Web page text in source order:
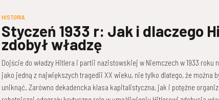
HISTORIA
Styczeń 1933 r: Jak i dlaczego
zdobył władzę
Dojście do władzy Hitlera i partii nazistowskiej w Niemczech w 1933 roku
jako jedną z największych tragedii XX wieku, nie tylko dlatego, że można
uniknąć. Zarówno dekadencka klasa kapitalistyczna, jak i potężne